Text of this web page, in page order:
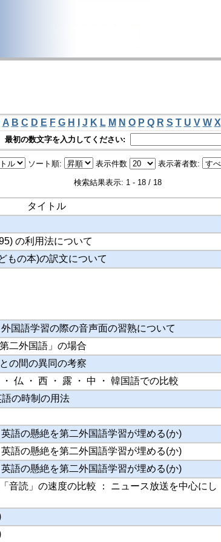
A B C D E F G H J K L M N O P Q R S T U V W X
最初の数文字を入力してください:
ソート順: 表示件数 表示著者数:
検索結果表示: 1 - 18 / 18
タイトル
の利用法について
もの本)の訳文について
国語学習の際の音声面の習熟について
二外国語」の場合
の間の異同の考察
仏 ・ 西 ・ 露 ・ 中 ・ 韓国語での比較
の時制の用法
語の懸絶を第二外国語学習が埋める(か)
語の懸絶を第二外国語学習が埋める(か)
語の懸絶を第二外国語学習が埋める(か)
音読」の速度の比較 ： ニュース放送を中心にし